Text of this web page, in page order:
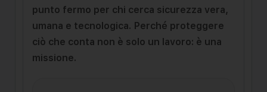
punto fermo per chi cerca sicurezza vera,
umana e tecnologica. Perché proteggere
ciò che conta non è solo un lavoro: è una
missione.